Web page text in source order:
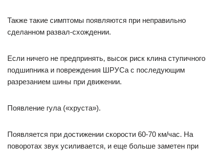
Также такие симптомы появляются при неправильно
сделанном развал-схождении.
Если ничего не предпринять, высок риск клина ступичного
подшипника и повреждения ШРУСа с последующим
разрезанием шины при движении.
Появление гула («хруста»).
Появляется при достижении скорости 60-70 км/час. На
поворотах звук усиливается, и еще больше заметен при